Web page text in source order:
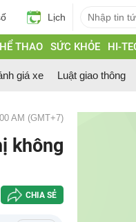
Lịch
THAO SỨC KHỎE HI-
giá xe Luật giao thông
AM (GMT+7)
không
CHIA SẺ